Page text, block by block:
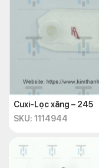
Cuxi-Lọc xăng – 245
SKU: 1114944